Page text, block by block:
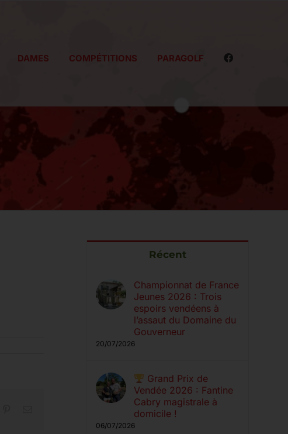
DAMES COMPÉTITIONS PARAGOLF
Récent
Championnat de France
Jeunes 2026 : Trois
espoirs vendéens à
l’assaut du Domaine du
Gouverneur
20/07/2026
Grand Prix de
Vendée 2026 : Fantine
Cabry magistrale à
domicile !
06/07/2026